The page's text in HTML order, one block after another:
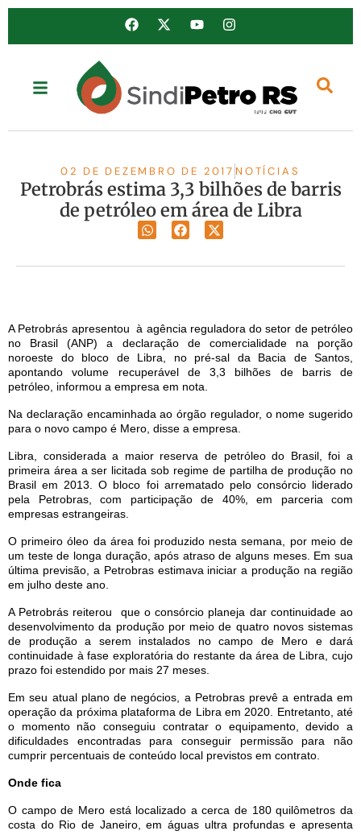
02 DE DEZEMBRO DE 2017 NOTÍCIAS
Petrobrás estima 3,3 bilhões de barris
de petróleo em área de Libra
A Petrobrás apresentou à agência reguladora do setor de petróleo
no Brasil (ANP) a declaração de comercialidade na porção
noroeste do bloco de Libra, no pré-sal da Bacia de Santos,
apontando volume recuperável de 3,3 bilhões de barris de
petróleo, informou a empresa em nota.
Na declaração encaminhada ao órgão regulador, o nome sugerido
para o novo campo é Mero, disse a empresa.
Libra, considerada a maior reserva de petróleo do Brasil, foi a
primeira área a ser licitada sob regime de partilha de produção no
Brasil em 2013. O bloco foi arrematado pelo consórcio liderado
pela Petrobras, com participação de 40%, em parceria com
empresas estrangeiras.
O primeiro óleo da área foi produzido nesta semana, por meio de
um teste de longa duração, após atraso de alguns meses. Em sua
última previsão, a Petrobras estimava iniciar a produção na região
em julho deste ano.
A Petrobrás reiterou que o consórcio planeja dar continuidade ao
desenvolvimento da produção por meio de quatro novos sistemas
de produção a serem instalados no campo de Mero e dará
continuidade à fase exploratória do restante da área de Libra, cujo
prazo foi estendido por mais 27 meses.
Em seu atual plano de negócios, a Petrobras prevê a entrada em
operação da próxima plataforma de Libra em 2020. Entretanto, até
o momento não conseguiu contratar o equipamento, devido a
dificuldades encontradas para conseguir permissão para não
cumprir percentuais de conteúdo local previstos em contrato.
Onde fica
O campo de Mero está localizado a cerca de 180 quilômetros da
costa do Rio de Janeiro, em águas ultra profundas e apresenta